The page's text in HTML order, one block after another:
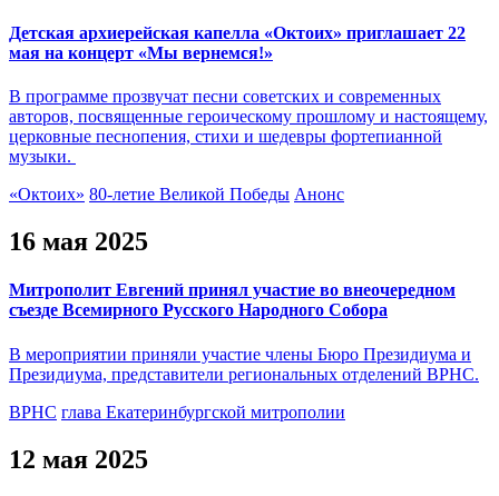
Детская архиерейская капелла «Октоих» приглашает 22
мая на концерт «Мы вернемся!»
В программе прозвучат песни советских и современных
авторов, посвященные героическому прошлому и настоящему,
церковные песнопения, стихи и шедевры фортепианной
музыки.
«Октоих» 80-летие Великой Победы Анонс
16 мая 2025
Митрополит Евгений принял участие во внеочередном
съезде Всемирного Русского Народного Собора
В мероприятии приняли участие члены Бюро Президиума и
Президиума, представители региональных отделений ВРНС.
ВРНС глава Екатеринбургской митрополии
12 мая 2025